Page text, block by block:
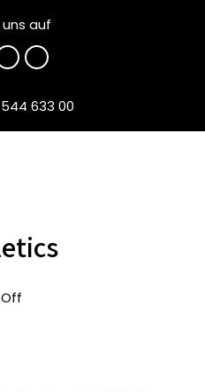
auf
633 00
Off